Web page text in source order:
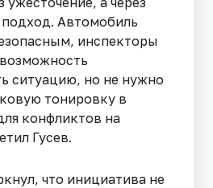
Автомобиль
инспекторы
ситуацию, но не нужно
тонировку в
конфликтов на
Гусев.
что инициатива не